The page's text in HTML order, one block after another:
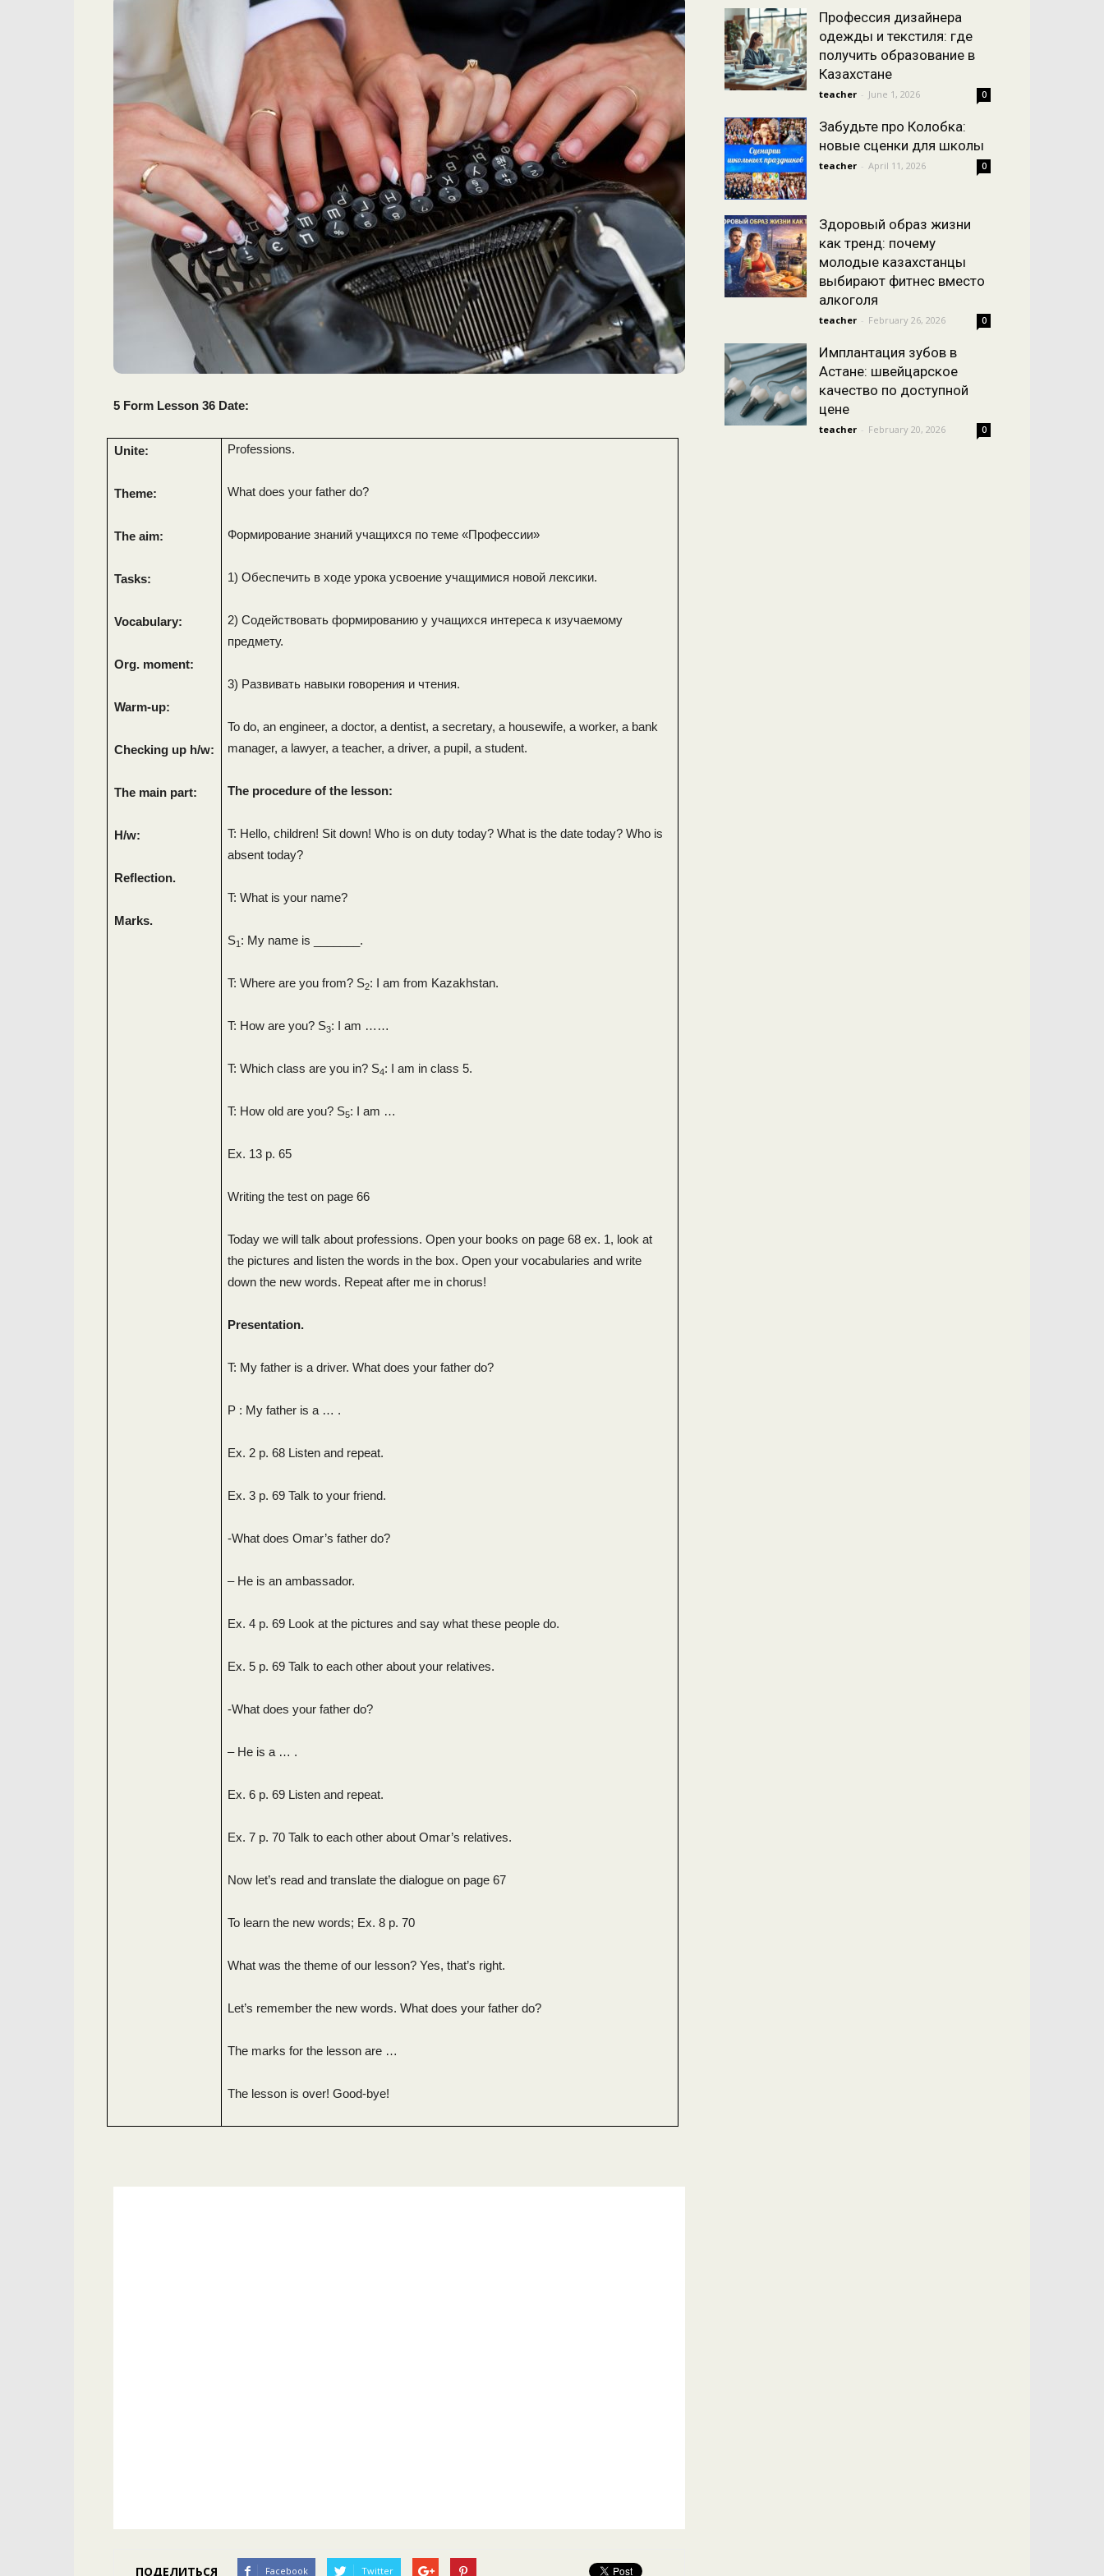
КАЛЕНДАРНОЕ
ПЛАНИРОВАНИЕ
УРОКОВ
5 Form Lesson 36 Date:
Unite:
Theme:
The aim:
Tasks:
Vocabulary:
Org. moment:
Warm-up:
Checking up h/w:
The main part:
H/w:
Reflection.
Marks.
Professions.
What does your father do?
Формирование знаний учащихся по теме «Профессии»
1) Обеспечить в ходе урока усвоение учащимися новой лексики.
2) Содействовать формированию у учащихся интереса к изучаемому
предмету.
3) Развивать навыки говорения и чтения.
To do, an engineer, a doctor, a dentist, a secretary, a housewife, a worker, a bank
manager, a lawyer, a teacher, a driver, a pupil, a student.
The procedure of the lesson:
T: Hello, children! Sit down! Who is on duty today? What is the date today? Who is
absent today?
T: What is your name?
S1 : My name is _______.
T: Where are you from? S2: I am from Kazakhstan.
T: How are you? S3: I am ……
T: Which class are you in? S4: I am in class 5.
T: How old are you? S5: I am …
Ex. 13 p. 65
Writing the test on page 66
Today we will talk about professions. Open your books on page 68 ex. 1, look at
the pictures and listen the words in the box. Open your vocabularies and write
down the new words. Repeat after me in chorus!
Presentation.
T: My father is a driver. What does your father do?
P : My father is a … .
Ex. 2 p. 68 Listen and repeat.
Ex. 3 p. 69 Talk to your friend.
-What does Omar’s father do?
– He is an ambassador.
Ex. 4 p. 69 Look at the pictures and say what these people do.
Ex. 5 p. 69 Talk to each other about your relatives.
-What does your father do?
– He is a … .
Ex. 6 p. 69 Listen and repeat.
Ex. 7 p. 70 Talk to each other about Omar’s relatives.
Now let’s read and translate the dialogue on page 67
To learn the new words; Ex. 8 p. 70
What was the theme of our lesson? Yes, that’s right.
Let’s remember the new words. What does your father do?
The marks for the lesson are …
The lesson is over! Good-bye!
ПОДЕЛИТЬСЯ Facebook Twitter
Профессия дизайнера
одежды и текстиля: где
получить образование в
Казахстане
teacher - June 1, 2026 0
Забудьте про Колобка:
новые сценки для школы
teacher - April 11, 2026 0
Здоровый образ жизни
как тренд: почему
молодые казахстанцы
выбирают фитнес вместо
алкоголя
teacher - February 26, 2026 0
Имплантация зубов в
Астане: швейцарское
качество по доступной
цене
teacher - February 20, 2026 0